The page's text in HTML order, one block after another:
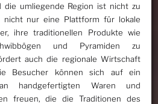
die umliegende Region ist nicht zu
nicht nur eine Plattform für lokale
ihre traditionellen Produkte wie
und Pyramiden zu
auch die regionale Wirtschaft
Besucher können sich auf ein
handgefertigten Waren und
freuen, die die Traditionen des